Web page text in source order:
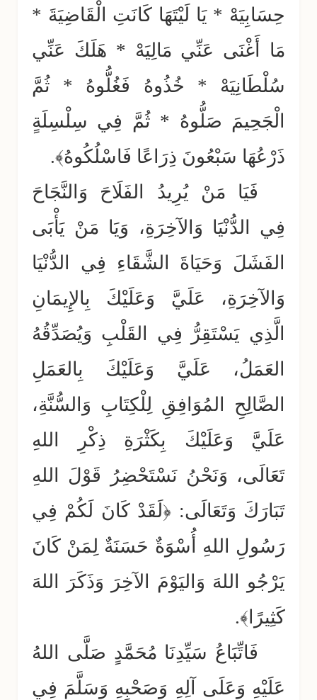
حِسَابِيَهْ * يَا لَيْتَهَا كَانَتِ الْقَاضِيَةَ *
مَا أَغْنَى عَنِّي مَالِيَهْ * هَلَكَ عَنِّي
سُلْطَانِيَهْ * خُذُوهُ فَغُلُّوهُ * ثُمَّ
الْجَحِيمَ صَلُّوهُ * ثُمَّ فِي سِلْسِلَةٍ
ذَرْعُهَا سَبْعُونَ ذِرَاعًا فَاسْلُكُوهُ﴾.
فَيَا مَنْ يُرِيدُ الفَلَاحَ وَالنَّجَاحَ
فِي الدُّنْيَا وَالآخِرَةِ، وَيَا مَنْ يَأْبَى
الفَشَلَ وَحَيَاةَ الشَّقَاءِ فِي الدُّنْيَا
وَالآخِرَةِ، عَلَيَّ وَعَلَيْكَ بِالإِيمَانِ
الَّذِي يَسْتَقِرُّ فِي القَلْبِ وَيُصَدِّقُهُ
العَمَلُ، عَلَيَّ وَعَلَيْكَ بِالعَمَلِ
الصَّالِحِ المُوَافِقِ لِلْكِتَابِ وَالسُّنَّةِ،
عَلَيَّ وَعَلَيْكَ بِكَثْرَةِ ذِكْرِ اللهِ
تَعَالَى، وَنَحْنُ نَسْتَحْضِرُ قَوْلَ اللهِ
تَبَارَكَ وَتَعَالَى: ﴿لَقَدْ كَانَ لَكُمْ فِي
رَسُولِ اللهِ أُسْوَةٌ حَسَنَةٌ لِمَنْ كَانَ
يَرْجُو اللهَ وَاليَوْمَ الآخِرَ وَذَكَرَ اللهَ
كَثِيرًا﴾.
فَاتِّبَاعُ سَيِّدِنَا مُحَمَّدٍ صَلَّى اللهُ
عَلَيْهِ وَعَلَى آلِهِ وَصَحْبِهِ وَسَلَّمَ فِي